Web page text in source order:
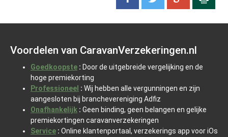
Voordelen van CaravanVerzekeringen.nl
Goedkoopste : Door de uitgebreide vergelijking en de
hoge premiekorting
Professioneel : Wij hebben alle vergunningen en zijn
aangesloten bij branchevereniging Adfiz
Onafhankelijk : Geen binding, geen belangen en gelijke
premiekortingen caravanverzekeringen
Service : Online klantenportaal, verzekerings app voor iOs